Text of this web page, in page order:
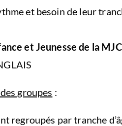
et besoin de leur
et Jeunesse de la MJC
groupes :
regroupés par tranche